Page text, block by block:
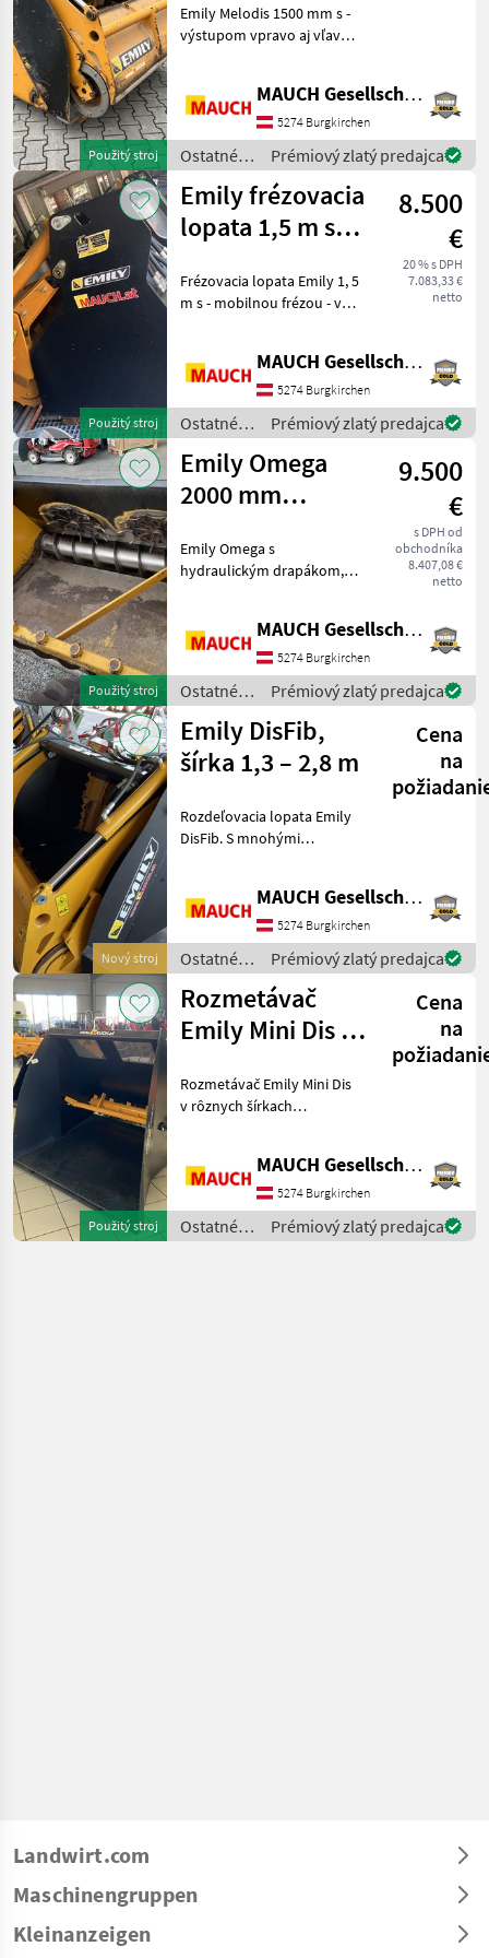
KATEGÓRIU
Emily
Dominator
Bressel & Lade
Weidemann
Giant
Mehrtens
Zobraziť
MARKETPLACE
Marketplace
Ponuky
predajcov
Drobné
inzeráty
Použitý stroj
Euro
Emily Melodis 1500 mm s -
výstupom vpravo aj vľavo -
novým dnom - frézou s
novým tesnením a
ložiskami - objemom 1, 3 m
- mo
MAUCH Gesellschaft m.b.H. & Co.KG
5274 Burgkirchen
Ostatné
poľnohospodárske
silové
stroje /
Emily
Prémiový zlatý predajca
Použitý stroj
Emily frézovacia
lopata 1,5 m s
systémom
Auto-Quick
8.500
€
20 % s DPH
7.083,33 €
netto
Frézovacia lopata Emily 1, 5
m s - mobilnou frézou - v
Weidemann. Teším sa, že
vám v Burgkirchen, na
najväčšom predvádzac
MAUCH Gesellschaft m.b.H. & Co.KG
5274 Burgkirchen
Ostatné
poľnohospodárske
silové
stroje /
Emily
Prémiový zlatý predajca
Použitý stroj
Emily Omega
2000 mm
lopata 2,1 m³ s
uchytením pre
9.500
€
s DPH od
obchodníka
8.407,08 €
netto
Emily Omega s
hydraulickým drapákom,
0 m. Upevnenie Volvo,
objem 2, 1 m³, rok výroby
2014 Teším sa, že vám v
MAUCH Gesellschaft m.b.H. & Co.KG
5274 Burgkirchen
Ostatné
poľnohospodárske
silové
stroje /
Emily
Prémiový zlatý predajca
Nový stroj
Emily DisFib,
šírka 1,3 – 2,8 m
Cena
na
Rozdeľovacia lopata Emily
DisFib. S mnohými
uchopovačom,
rozdeľovaním
doprava/doľava,
rozdeľovačom
koncentrátov, vložk
MAUCH Gesellschaft m.b.H. & Co.KG
5274 Burgkirchen
Ostatné
poľnohospodárske
silové
stroje /
Emily
Prémiový zlatý predajca
Použitý stroj
Rozmetávač
Emily Mini Dis s
Cena
na
Rozmetávač Emily Mini Dis
v rôznych šírkach
vymeniteľný držiak •
Plastový pás s bočnými
vodiacimi remeňmi a
tesniac
MAUCH Gesellschaft m.b.H. & Co.KG
5274 Burgkirchen
Ostatné
poľnohospodárske
Prémiový zlatý predajca
Landwirt.com
Maschinengruppen
Kleinanzeigen